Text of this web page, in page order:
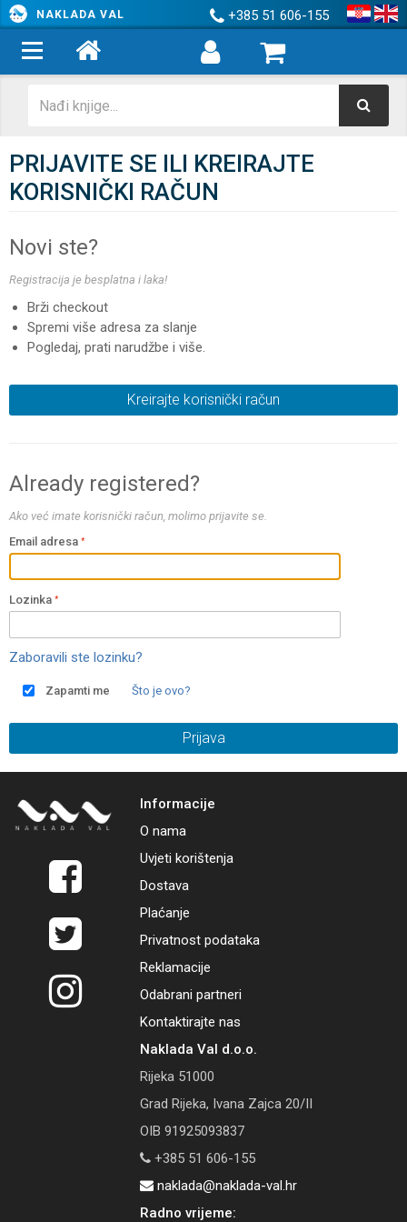
NAKLADA VAL +385 51 606-155
PRIJAVITE SE ILI KREIRAJTE
KORISNIČKI RAČUN
Novi ste?
Registracija je besplatna i laka!
Brži checkout
Spremi više adresa za slanje
Pogledaj, prati narudžbe i više.
Kreirajte korisnički račun
Already registered?
Ako već imate korisnički račun, molimo prijavite se.
Email adresa
Lozinka
Zaboravili ste lozinku?
Zapamti me Što je ovo?
Prijava
Informacije
O nama
Uvjeti korištenja
Dostava
Plaćanje
Privatnost podataka
Reklamacije
Odabrani partneri
Kontaktirajte nas
Naklada Val d.o.o.
Rijeka 51000
Grad Rijeka, Ivana Zajca 20/II
OIB 91925093837
+385 51 606-155
naklada@naklada-val.hr
Radno vrijeme: